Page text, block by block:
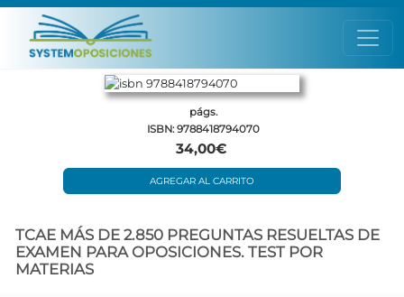
págs.
ISBN: 9788418794070
34,00€
AGREGAR AL CARRITO
TCAE MÁS DE 2.850 PREGUNTAS RESUELTAS DE
EXAMEN PARA OPOSICIONES. TEST POR
MATERIAS